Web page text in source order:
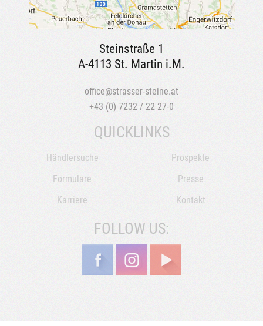
Steinstraße 1
A-4113 St. Martin i.M.
office@strasser-steine.at
+43 (0) 7232 / 22 27-0
QUICKLINKS
Händlersuche
Prospekte
Formulare
Presse
Karriere
Kontakt
FOLLOW US: